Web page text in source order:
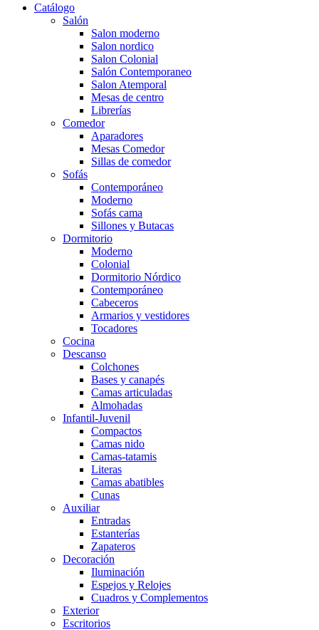
Catálogo
Salón
Salon moderno
Salon nordico
Salon Colonial
Salón Contemporaneo
Salon Atemporal
Mesas de centro
Librerías
Comedor
Aparadores
Mesas Comedor
Sillas de comedor
Sofás
Contemporáneo
Moderno
Sofás cama
Sillones y Butacas
Dormitorio
Moderno
Colonial
Dormitorio Nórdico
Contemporáneo
Cabeceros
Armarios y vestidores
Tocadores
Cocina
Descanso
Colchones
Bases y canapés
Camas articuladas
Almohadas
Infantil-Juvenil
Compactos
Camas nido
Camas-tatamis
Literas
Camas abatibles
Cunas
Auxiliar
Entradas
Estanterías
Zapateros
Decoración
Iluminación
Espejos y Relojes
Cuadros y Complementos
Exterior
Escritorios